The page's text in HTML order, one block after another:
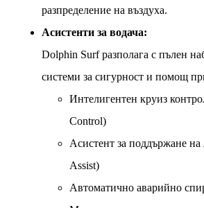
разпределение на въздуха.
Асистенти за водача:
Dolphin Surf разполага с пълен
системи за сигурност и помощ
Интелигентен круиз
Control)
Асистент за поддържане на
Assist)
Автоматично аварийно